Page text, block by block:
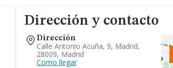
Dirección y contacto
Dirección
Calle Antonio Acuña, 9, Madrid,
28009, Madrid
Como llegar